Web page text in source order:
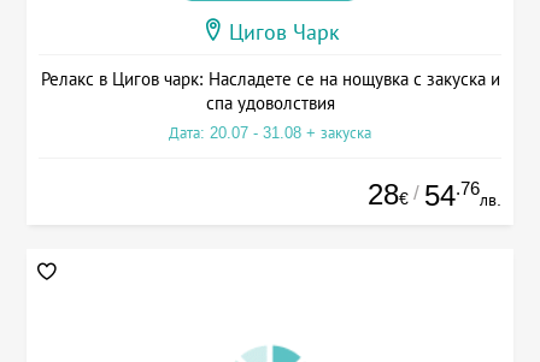
Цигов Чарк
Релакс в Цигов чарк: Насладете се на нощувка с закуска и
спа удоволствия
Дата: 20.07 - 31.08 + закуска
28€ / 54.76
лв.